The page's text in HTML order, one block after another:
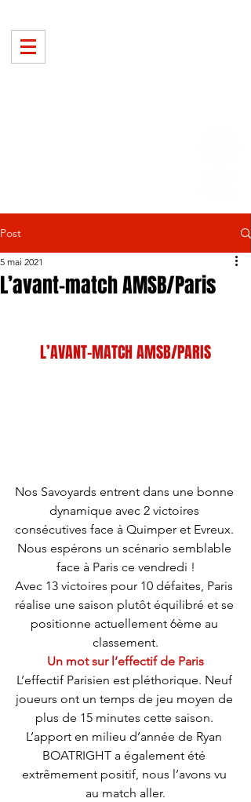
Post
L’avant-match AMSB/Paris
5 mai 2021
L’AVANT-MATCH AMSB/PARIS
Nos Savoyards entrent dans une bonne
dynamique avec 2 victoires
consécutives face à Quimper et Evreux.
Nous espérons un scénario semblable
face à Paris ce vendredi !
Avec 13 victoires pour 10 défaites, Paris
réalise une saison plutôt équilibré et se
positionne actuellement 6ème au
classement.
Un mot sur l’effectif de Paris
L’effectif Parisien est pléthorique. Neuf
joueurs ont un temps de jeu moyen de
plus de 15 minutes cette saison.
L’apport en milieu d’année de Ryan
BOATRIGHT a également été
extrêmement positif, nous l’avons vu
au match aller.